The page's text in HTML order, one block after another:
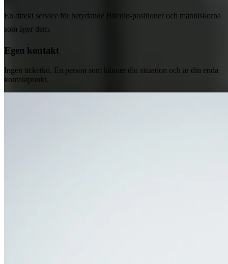
En direkt service för betydande Bitcoin-positioner och människorna
som äger dem.
Egen kontakt
Ingen ticketkö. En person som känner din situation och är din enda
kontaktpunkt.